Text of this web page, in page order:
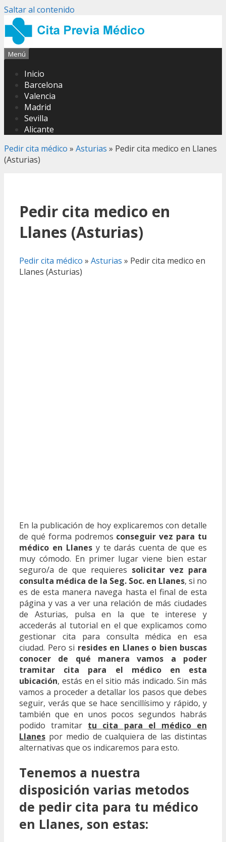
Saltar al contenido
Menú
Inicio
Barcelona
Valencia
Madrid
Sevilla
Alicante
Pedir cita médico » Asturias » Pedir cita medico en Llanes
(Asturias)
Pedir cita medico en
Llanes (Asturias)
Pedir cita médico » Asturias » Pedir cita medico en
Llanes (Asturias)
En la publicación de hoy explicaremos con detalle
de qué forma podremos conseguir vez para tu
médico en Llanesy te darás cuenta de que es
muy cómodo. En primer lugar viene bien estar
seguro/a de que requieres solicitar vez para
consulta médica de la Seg. Soc. en Llanes, si no
es de esta manera navega hasta el final de esta
página y vas a ver una relación de más ciudades
de Asturias, pulsa en la que te interese y
accederás al tutorial en el que explicamos como
gestionar cita para consulta médica en esa
ciudad. Pero si resides en Llanes o bien buscas
conocer de qué manera vamos a poder
tramitar cita para el médico en esta
ubicación, estás en el sitio más indicado. Sin más
vamos a proceder a detallar los pasos que debes
seguir, verás que se hace sencillísimo y rápido, y
también que en unos pocos segundos habrás
podido tramitar tu cita para el médico en
Llanes por medio de cualquiera de las distintas
alternativas que os indicaremos para esto.
Tenemos a nuestra
disposición varias metodos
de pedir cita para tu médico
en Llanes, son estas: